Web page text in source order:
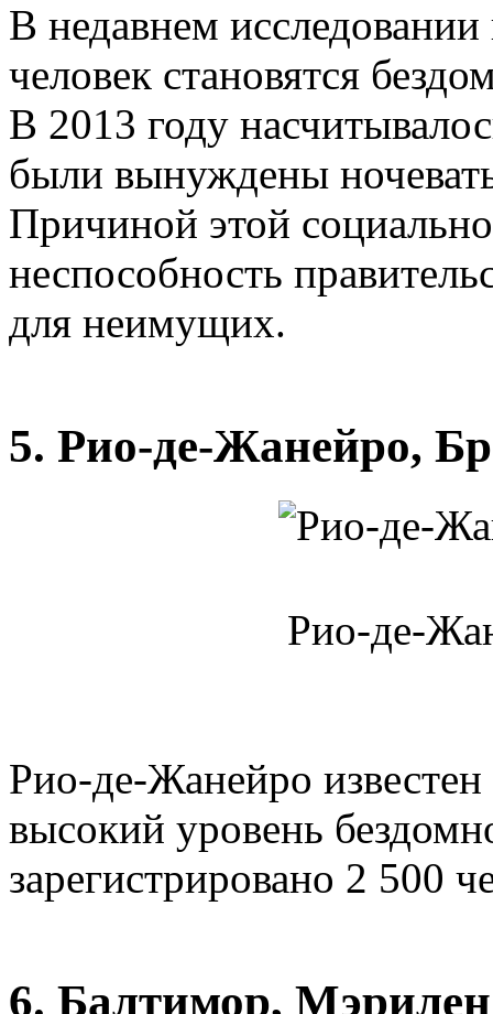
В недавнем
человек становятся
В 2013 году
были вынуждены
Причиной этой
неспособность
для неимущих.
5. Рио-де-Жанейро,
Рио-де-
Рио-де-Жанейро известен
высокий уровень
зарегистрировано 2 500
6. Балтимор,